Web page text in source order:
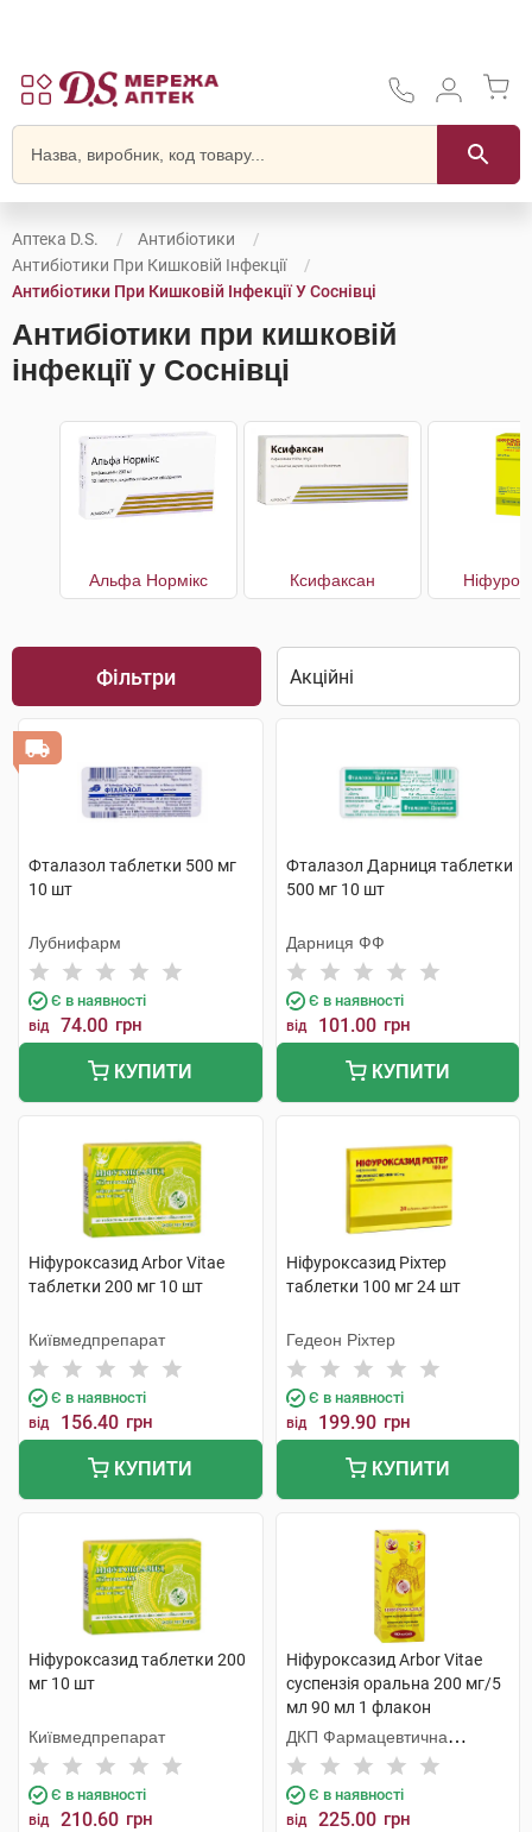
Аптека D.S.
Антибіотики
Антибіотики При Кишковій Інфекції
Антибіотики При Кишковій Інфекції У Соснівці
Антибіотики при кишковій
інфекції у Соснівці
Альфа Нормікс Ксифаксан
Фільтри
Фталазол таблетки 500 мг
10 шт
Лубнифарм
Є в наявності
від 74.00 грн
КУПИТИ
Фталазол Дарниця таблетки
500 мг 10 шт
Дарниця ФФ
Є в наявності
від 101.00 грн
КУПИТИ
Ніфуроксазид Arbor Vitae
таблетки 200 мг 10 шт
Київмедпрепарат
Є в наявності
від 156.40 грн
КУПИТИ
Ніфуроксазид Ріхтер
таблетки 100 мг 24 шт
Гедеон Ріхтер
Є в наявності
від 199.90 грн
КУПИТИ
Ніфуроксазид таблетки 200
мг 10 шт
Київмедпрепарат
Є в наявності
від 210.60 грн
Ніфуроксазид Arbor Vitae
суспензія оральна 200 мг/5
мл 90 мл 1 флакон
ДКП Фармацевтична
фабрика
Є в наявності
від 225.00 грн